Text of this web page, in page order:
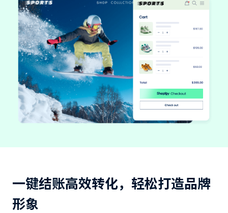
一键结账高效转化，轻松打造品牌
形象